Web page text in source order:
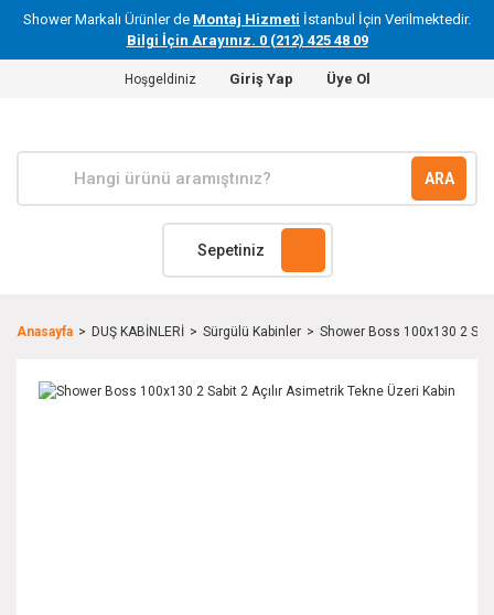
Shower Markalı Ürünler de Montaj Hizmeti İstanbul İçin Verilmektedir.
Bilgi İçin Arayınız. 0 (212) 425 48 09
Hoşgeldiniz Giriş Yap Üye Ol
ARA
Sepetiniz
Anasayfa DUŞ KABİNLERİ Sürgülü Kabinler Shower Boss 100x130 2